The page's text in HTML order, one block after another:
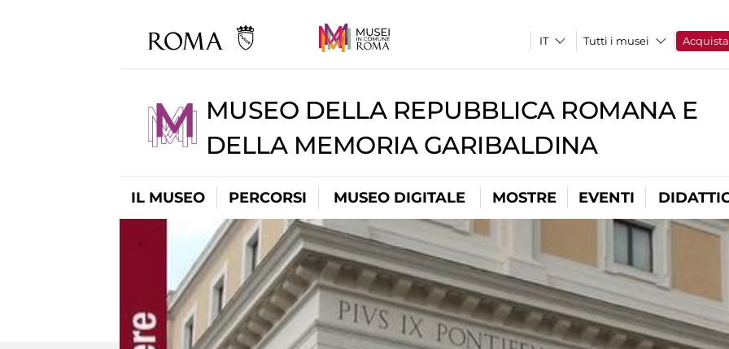
Tutti i musei Acquista
MUSEO DELLA REPUBBLICA ROMANA E
DELLA MEMORIA GARIBALDINA
IL MUSEO PERCORSI MUSEO DIGITALE MOSTRE EVENTI